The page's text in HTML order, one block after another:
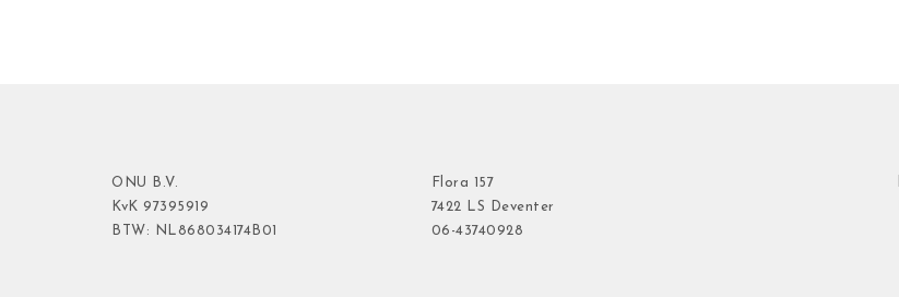
ONU B.V.
KvK 97395919
BTW: NL868034174B01
Flora 157
7422 LS Deventer
06-43740928